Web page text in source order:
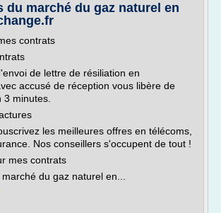
du marché du gaz naturel en
contrats
de lettre de résiliation en
accusé de réception vous libère de
minutes.
les meilleures offres en télécoms,
Nos conseillers s'occupent de tout !
mes contrats
du gaz naturel en...